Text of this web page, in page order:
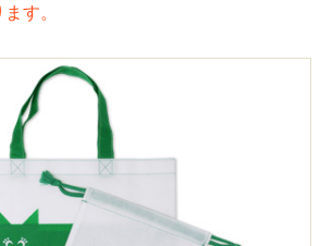
す。